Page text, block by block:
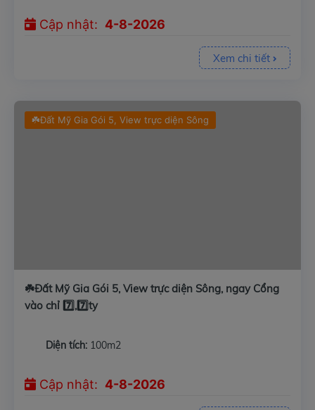
Cập nhật: 4-8-2026
Xem chi tiết
☘️Đất Mỹ Gia Gói 5, View trực diện Sông
☘️Đất Mỹ Gia Gói 5, View trực diện Sông, ngay Cổng
vào chỉ 7️⃣,7️⃣ty
Diện tích: 100m2
Cập nhật: 4-8-2026